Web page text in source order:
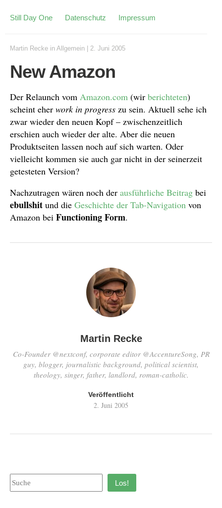
Still Day One Datenschutz Impressum
Martin Recke in Allgemein 2. Juni 2005
New Amazon
Der Relaunch vom Amazon.com (wir berichteten)
scheint eher work in progress zu sein. Aktuell sehe ich
zwar wieder den neuen Kopf – zwischenzeitlich
erschien auch wieder der alte. Aber die neuen
Produktseiten lassen noch auf sich warten. Oder
vielleicht kommen sie auch gar nicht in der seinerzeit
getesteten Version?
Nachzutragen wären noch der ausführliche Beitrag bei
ebullshit und die Geschichte der Tab-Navigation von
Amazon bei Functioning Form.
Martin Recke
Co-Founder @nextconf, corporate editor @AccentureSong, PR
guy, blogger, journalistic background, political scientist,
theology, singer, father, landlord, roman-catholic.
Veröffentlicht
2. Juni 2005
Los!